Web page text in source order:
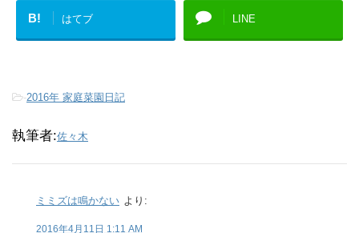
B! はてブ LINE
-2016年 家庭菜園日記
執筆者:佐々木
ミミズは鳴かない より:
2016年4月11日 1:11 AM